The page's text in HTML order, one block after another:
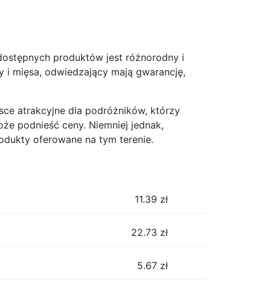
produktów jest różnorodny i
mięsa, odwiedzający mają gwarancję,
atrakcyjne dla podróżników, którzy
podnieść ceny. Niemniej jednak,
oferowane na tym terenie.
11.39 zł
22.73 zł
5.67 zł